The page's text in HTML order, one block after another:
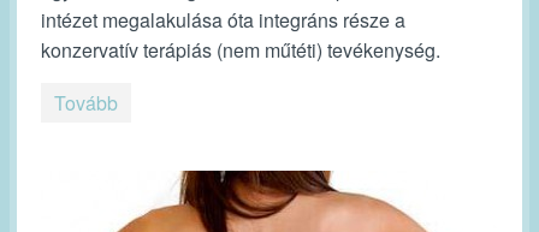
intézet megalakulása óta integráns része a
konzervatív terápiás (nem műtéti) tevékenység.
Tovább